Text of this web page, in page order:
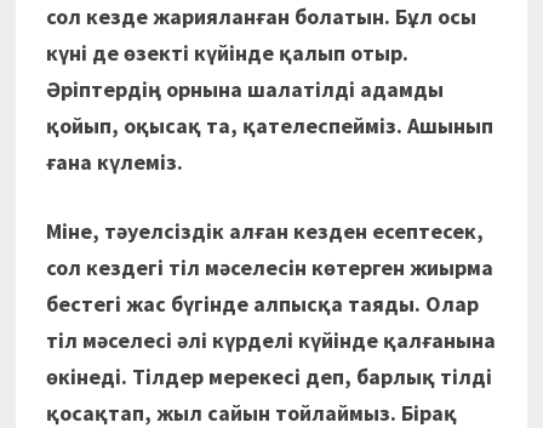
сол кезде жарияланған болатын. Бұл осы
күні де өзекті күйінде қалып отыр.
Әріптердің орнына шалатілді адамды
қойып, оқысақ та, қателеспейміз. Ашынып
ғана күлеміз.
Міне, тәуелсіздік алған кезден есептесек,
сол кездегі тіл мәселесін көтерген жиырма
бестегі жас бүгінде алпысқа таяды. Олар
тіл мәселесі әлі күрделі күйінде қалғанына
өкінеді. Тілдер мерекесі деп, барлық тілді
қосақтап, жыл сайын тойлаймыз. Бірақ